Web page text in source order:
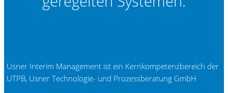
Usner Interim Management ist ein Kernkompetenzbereich der
UTPB, Usner Technologie- und Prozessberatung GmbH